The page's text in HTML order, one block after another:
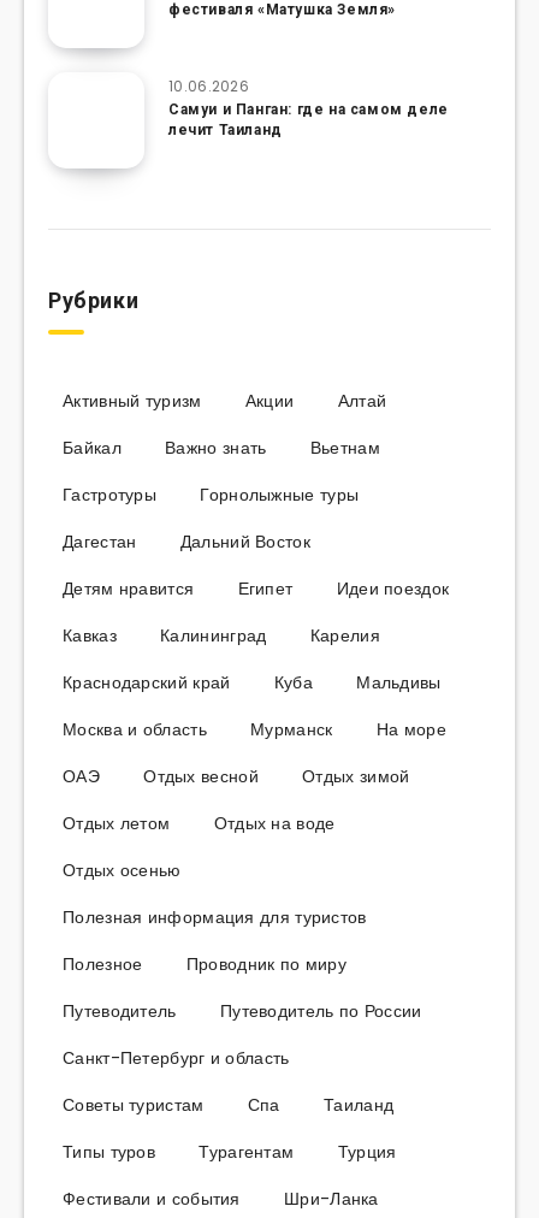
фестиваля «Матушка Земля»
10.06.2026
Самуи и Панган: где на самом деле
лечит Таиланд
Рубрики
Активный туризм Акции
Алтай
Байкал
Важно знать
Вьетнам
Гастротуры
Горнолыжные туры
Дагестан
Дальний Восток
Детям нравится
Египет
Идеи поездок
Кавказ
Калининград
Карелия
Краснодарский край
Куба
Мальдивы
Москва и область
Мурманск
На море
ОАЭ
Отдых весной
Отдых зимой
Отдых летом
Отдых на воде
Отдых осенью
Полезная информация для туристов
Полезное
Проводник по миру
Путеводитель
Путеводитель по России
Санкт-Петербург и область
Советы туристам
Спа
Таиланд
Типы туров
Турагентам
Турция
Фестивали и события
Шри-Ланка